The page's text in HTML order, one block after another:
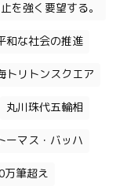
を強く要望する。
和な社会の推進
トリトンスクエア
丸川珠代五輪相
ーマス・バッハ
万筆超え